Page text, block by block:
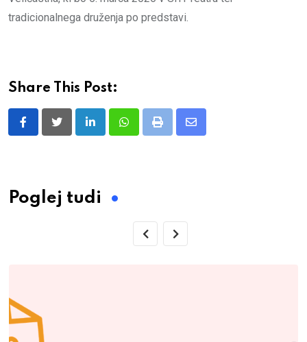
tradicionalnega druženja po predstavi.
Share This Post:
LinkedInWhatsappPrint
Share
Poglej tudi